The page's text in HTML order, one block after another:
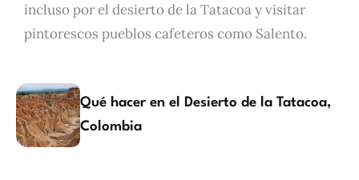
incluso por el desierto de la Tatacoa y visitar
pintorescos pueblos cafeteros como Salento.
Qué hacer en el Desierto de la Tatacoa,
Colombia